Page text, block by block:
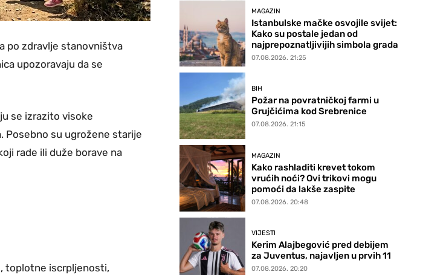
po zdravlje stanovništva
upozoravaju da se
se izrazito visoke
Posebno su ugrožene starije
rade ili duže borave na
toplotne iscrpljenosti,
MAGAZIN
Istanbulske mačke osvojile svijet:
Kako su postale jedan od
najprepoznatljivijih simbola grada
07.08.2026. 21:25
BIH
Požar na povratničkoj farmi u
Grujčićima kod Srebrenice
07.08.2026. 21:15
MAGAZIN
Kako rashladiti krevet tokom
vrućih noći? Ovi trikovi mogu
pomoći da lakše zaspite
07.08.2026. 20:48
VIJESTI
Kerim Alajbegović pred debijem
za Juventus, najavljen u prvih 11
07.08.2026. 20:20